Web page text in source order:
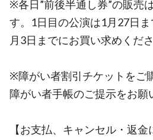
※各日”前後半通し券”の販売
す。1日目の公演は1月27日
月3日までにお買い求めくださ
※障がい者割引チケットをご
障がい者手帳のご提示をお願
【お支払、キャンセル・返金